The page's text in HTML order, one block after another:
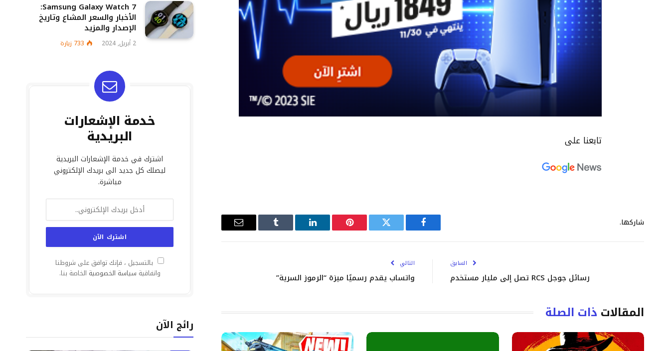
تابعنا على
شاركها. فيسبوك تويتر بينتيريستلينكدإن Tumblr البريد
السابق
رسائل جوجل RCS تصل إلى مليار مستخدم
التالي
واتساب يقدم رسميًا ميزة “الرموز السرية”
المقالات ذات الصلة
Samsung Galaxy Watch 7:
الأخبار والسعر المشاع وتاريخ
الإصدار والمزيد
2 أبريل, 2024 733 زيارة
خدمة الإشعارات
البريدية
اشترك في خدمة الإشعارات البريدية
ليصلك كل جديد الى بريدك الإلكتروني
مباشرة.
بالتسجيل ، فإنك توافق على شروطنا
واتفاقية سياسة الخصوصية الخاصة بنا.
رائج الآن